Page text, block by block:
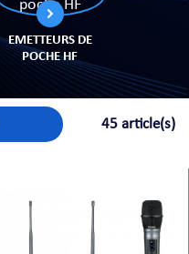
EMETTEURS DE
POCHE HF
45 article(s)